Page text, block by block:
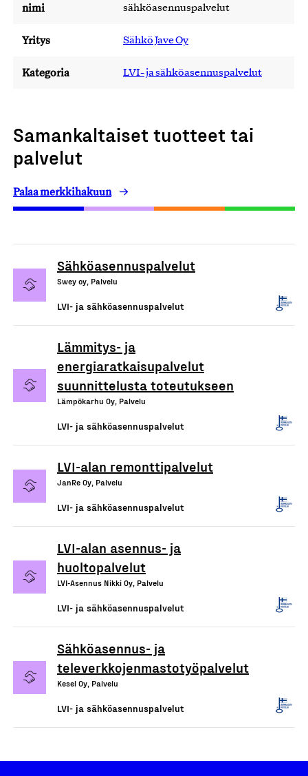
nimi
sähköasennuspalvelut
Yritys Sähkö Jave Oy
Kategoria LVI- ja sähköasennuspalvelut
Samankaltaiset tuotteet tai
palvelut
Palaa merkkihakuun
Sähköasennuspalvelut
Swey oy, Palvelu
LVI- ja sähköasennuspalvelut
Lämmitys- ja
energiaratkaisupalvelut
suunnittelusta toteutukseen
Lämpökarhu Oy, Palvelu
LVI- ja sähköasennuspalvelut
LVI-alan remonttipalvelut
JanRe Oy, Palvelu
LVI- ja sähköasennuspalvelut
LVI-alan asennus- ja
huoltopalvelut
LVI-Asennus Nikki Oy, Palvelu
LVI- ja sähköasennuspalvelut
Sähköasennus- ja
televerkkojenmastotyöpalvelut
Kesel Oy, Palvelu
LVI- ja sähköasennuspalvelut